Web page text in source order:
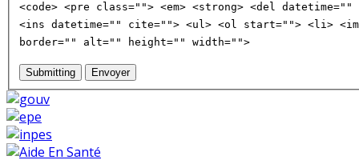
<code> <pre class=""> <em> <strong> <del
<ins datetime="" cite=""> <ul> <ol start=""> <li>
border="" alt="" height="" width="">
Submitting Envoyer